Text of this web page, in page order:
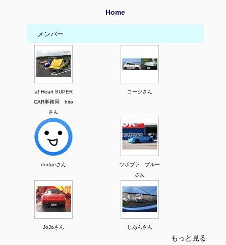
Home
メンバー
a! Heart SUPER
CAR事務局 hiro
さん
コージさん
dodgeさん
ツボブラ ブルー
さん
JoJoさん じあんさん
もっと見る